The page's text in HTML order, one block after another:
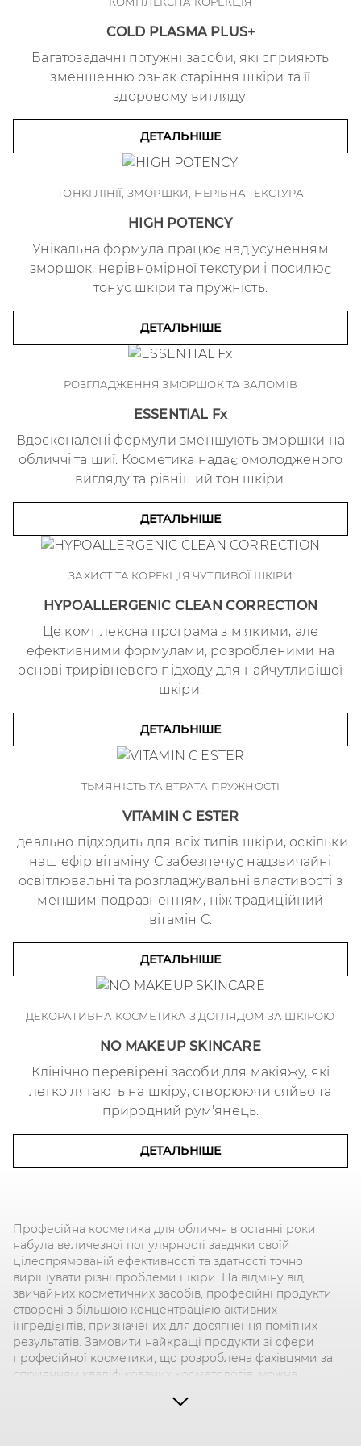
COLD PLASMA PLUS+
Багатозадачні потужні засоби, які сприяють
зменшенню ознак старіння шкіри та її
здоровому вигляду.
ДЕТАЛЬНІШЕ
ТОНКІ ЛІНІЇ, ЗМОРШКИ, НЕРІВНА ТЕКСТУРА
HIGH POTENCY
Унікальна формула працює над усуненням
зморшок, нерівномірної текстури і посилює
тонус шкіри та пружність.
ДЕТАЛЬНІШЕ
РОЗГЛАДЖЕННЯ ЗМОРШОК ТА ЗАЛОМІВ
ESSENTIAL Fx
Вдосконалені формули зменшують зморшки на
обличчі та шиї. Косметика надає омолодженого
вигляду та рівніший тон шкіри.
ДЕТАЛЬНІШЕ
ЗАХИСТ ТА КОРЕКЦІЯ ЧУТЛИВОЇ ШКІРИ
HYPOALLERGENIC CLEAN CORRECTION
Це комплексна програма з м'якими, але
ефективними формулами, розробленими на
основі трирівневого підходу для найчутливішої
шкіри.
ДЕТАЛЬНІШЕ
ТЬМЯНІСТЬ ТА ВТРАТА ПРУЖНОСТІ
VITAMIN C ESTER
Ідеально підходить для всіх типів шкіри, оскільки
наш ефір вітаміну С забезпечує надзвичайні
освітлювальні та розгладжувальні властивості з
меншим подразненням, ніж традиційний
вітамін С.
ДЕТАЛЬНІШЕ
ДЕКОРАТИВНА КОСМЕТИКА З ДОГЛЯДОМ ЗА ШКІРОЮ
NO MAKEUP SKINCARE
Клінічно перевірені засоби для макіяжу, які
легко лягають на шкіру, створюючи сяйво та
природний рум'янець.
ДЕТАЛЬНІШЕ
Професійна косметика для обличчя в останні роки
набула величезної популярності завдяки своїй
цілеспрямованій ефективності та здатності точно
вирішувати різні проблеми шкіри. На відміну від
звичайних косметичних засобів, професійні продукти
створені з більшою концентрацією активних
інгредієнтів, призначених для досягнення помітних
результатів. Замовити найкращі продукти зі сфери
професійної косметики, що розроблена фахівцями за
сприянням кваліфікованих косметологів, можна